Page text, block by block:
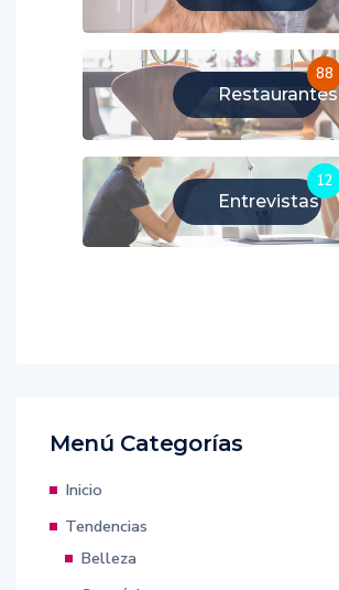
Restaurantes
88
Entrevistas
12
Menú Categorías
Inicio
Tendencias
Belleza